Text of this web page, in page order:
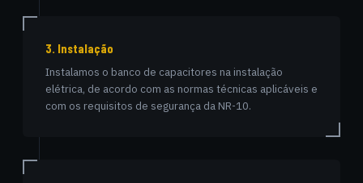
3. Instalação
Instalamos o banco de capacitores na instalação
elétrica, de acordo com as normas técnicas aplicáveis e
com os requisitos de segurança da NR-10.